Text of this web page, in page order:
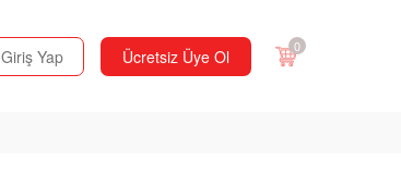
Giriş Yap Ücretsiz Üye Ol 0